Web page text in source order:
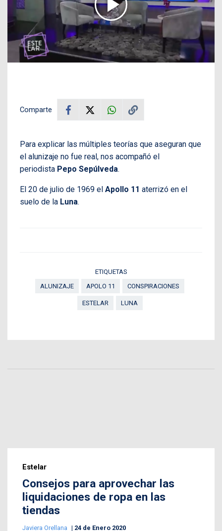
Comparte
Para explicar las múltiples teorías que aseguran que
el alunizaje no fue real, nos acompañó el
periodista Pepo Sepúlveda.
El 20 de julio de 1969 el Apollo 11 aterrizó en el
suelo de la Luna.
ETIQUETAS
ALUNIZAJE
APOLO 11 CONSPIRACIONES
ESTELAR LUNA
Estelar
Consejos para aprovechar las
liquidaciones de ropa en las
tiendas
Javiera Orellana 24 de Enero 2020